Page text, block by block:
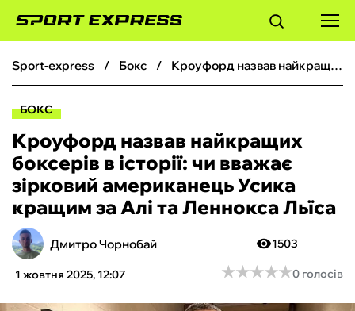
ФУТБОЛ
БОКС
ХОКЕЙ
ТЕНІС
КІБЕРСПОРТ
sport-express бокс Кроуфорд назвав найкращих боксерів в історії: чи вважає зірковий американець Усика кращим за Алі та Леннокса Льїса
БОКС
Кроуфорд назвав найкращих
боксерів в історії: чи вважає
зірковий американець Усика
кращим за Алі та Леннокса Льїса
Дмитро Чорнобай
1 жовтня 2025, 12:07
1503
★★★★★
★★★★★0 голосів